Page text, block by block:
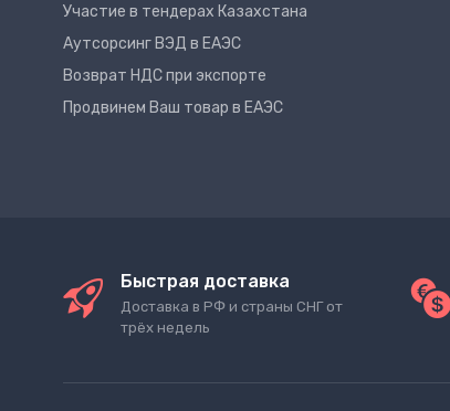
Участие в тендерах Казахстана
Аутсорсинг ВЭД в ЕАЭС
Возврат НДС при экспорте
Продвинем Ваш товар в ЕАЭС
Быстрая доставка
Доставка в РФ и страны СНГ от
трёх недель